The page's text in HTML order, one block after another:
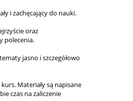
i zachęcający do nauki.
oraz
polecenia.
jasno i szczegółowo
Materiały są napisane
czas na zaliczenie